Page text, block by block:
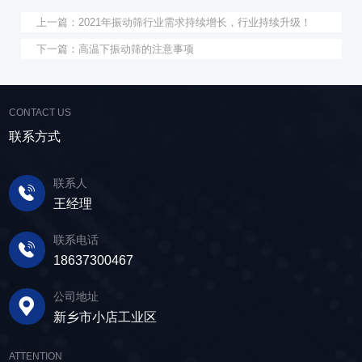
上一篇： 2021年振动筛行业需求持续增长，行业持续升级！
下一篇：高温下振动筛的注意事项
CONTACT US
联系方式
联系人
王经理
联系电话
18637300467
公司地址
新乡市小店工业区
ATTENTION